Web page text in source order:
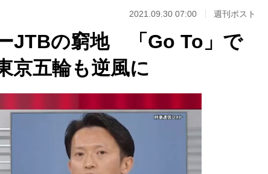
2021.09.30 07:00 週刊ポスト
JTBの窮地 「Go To」で
京五輪も逆風に